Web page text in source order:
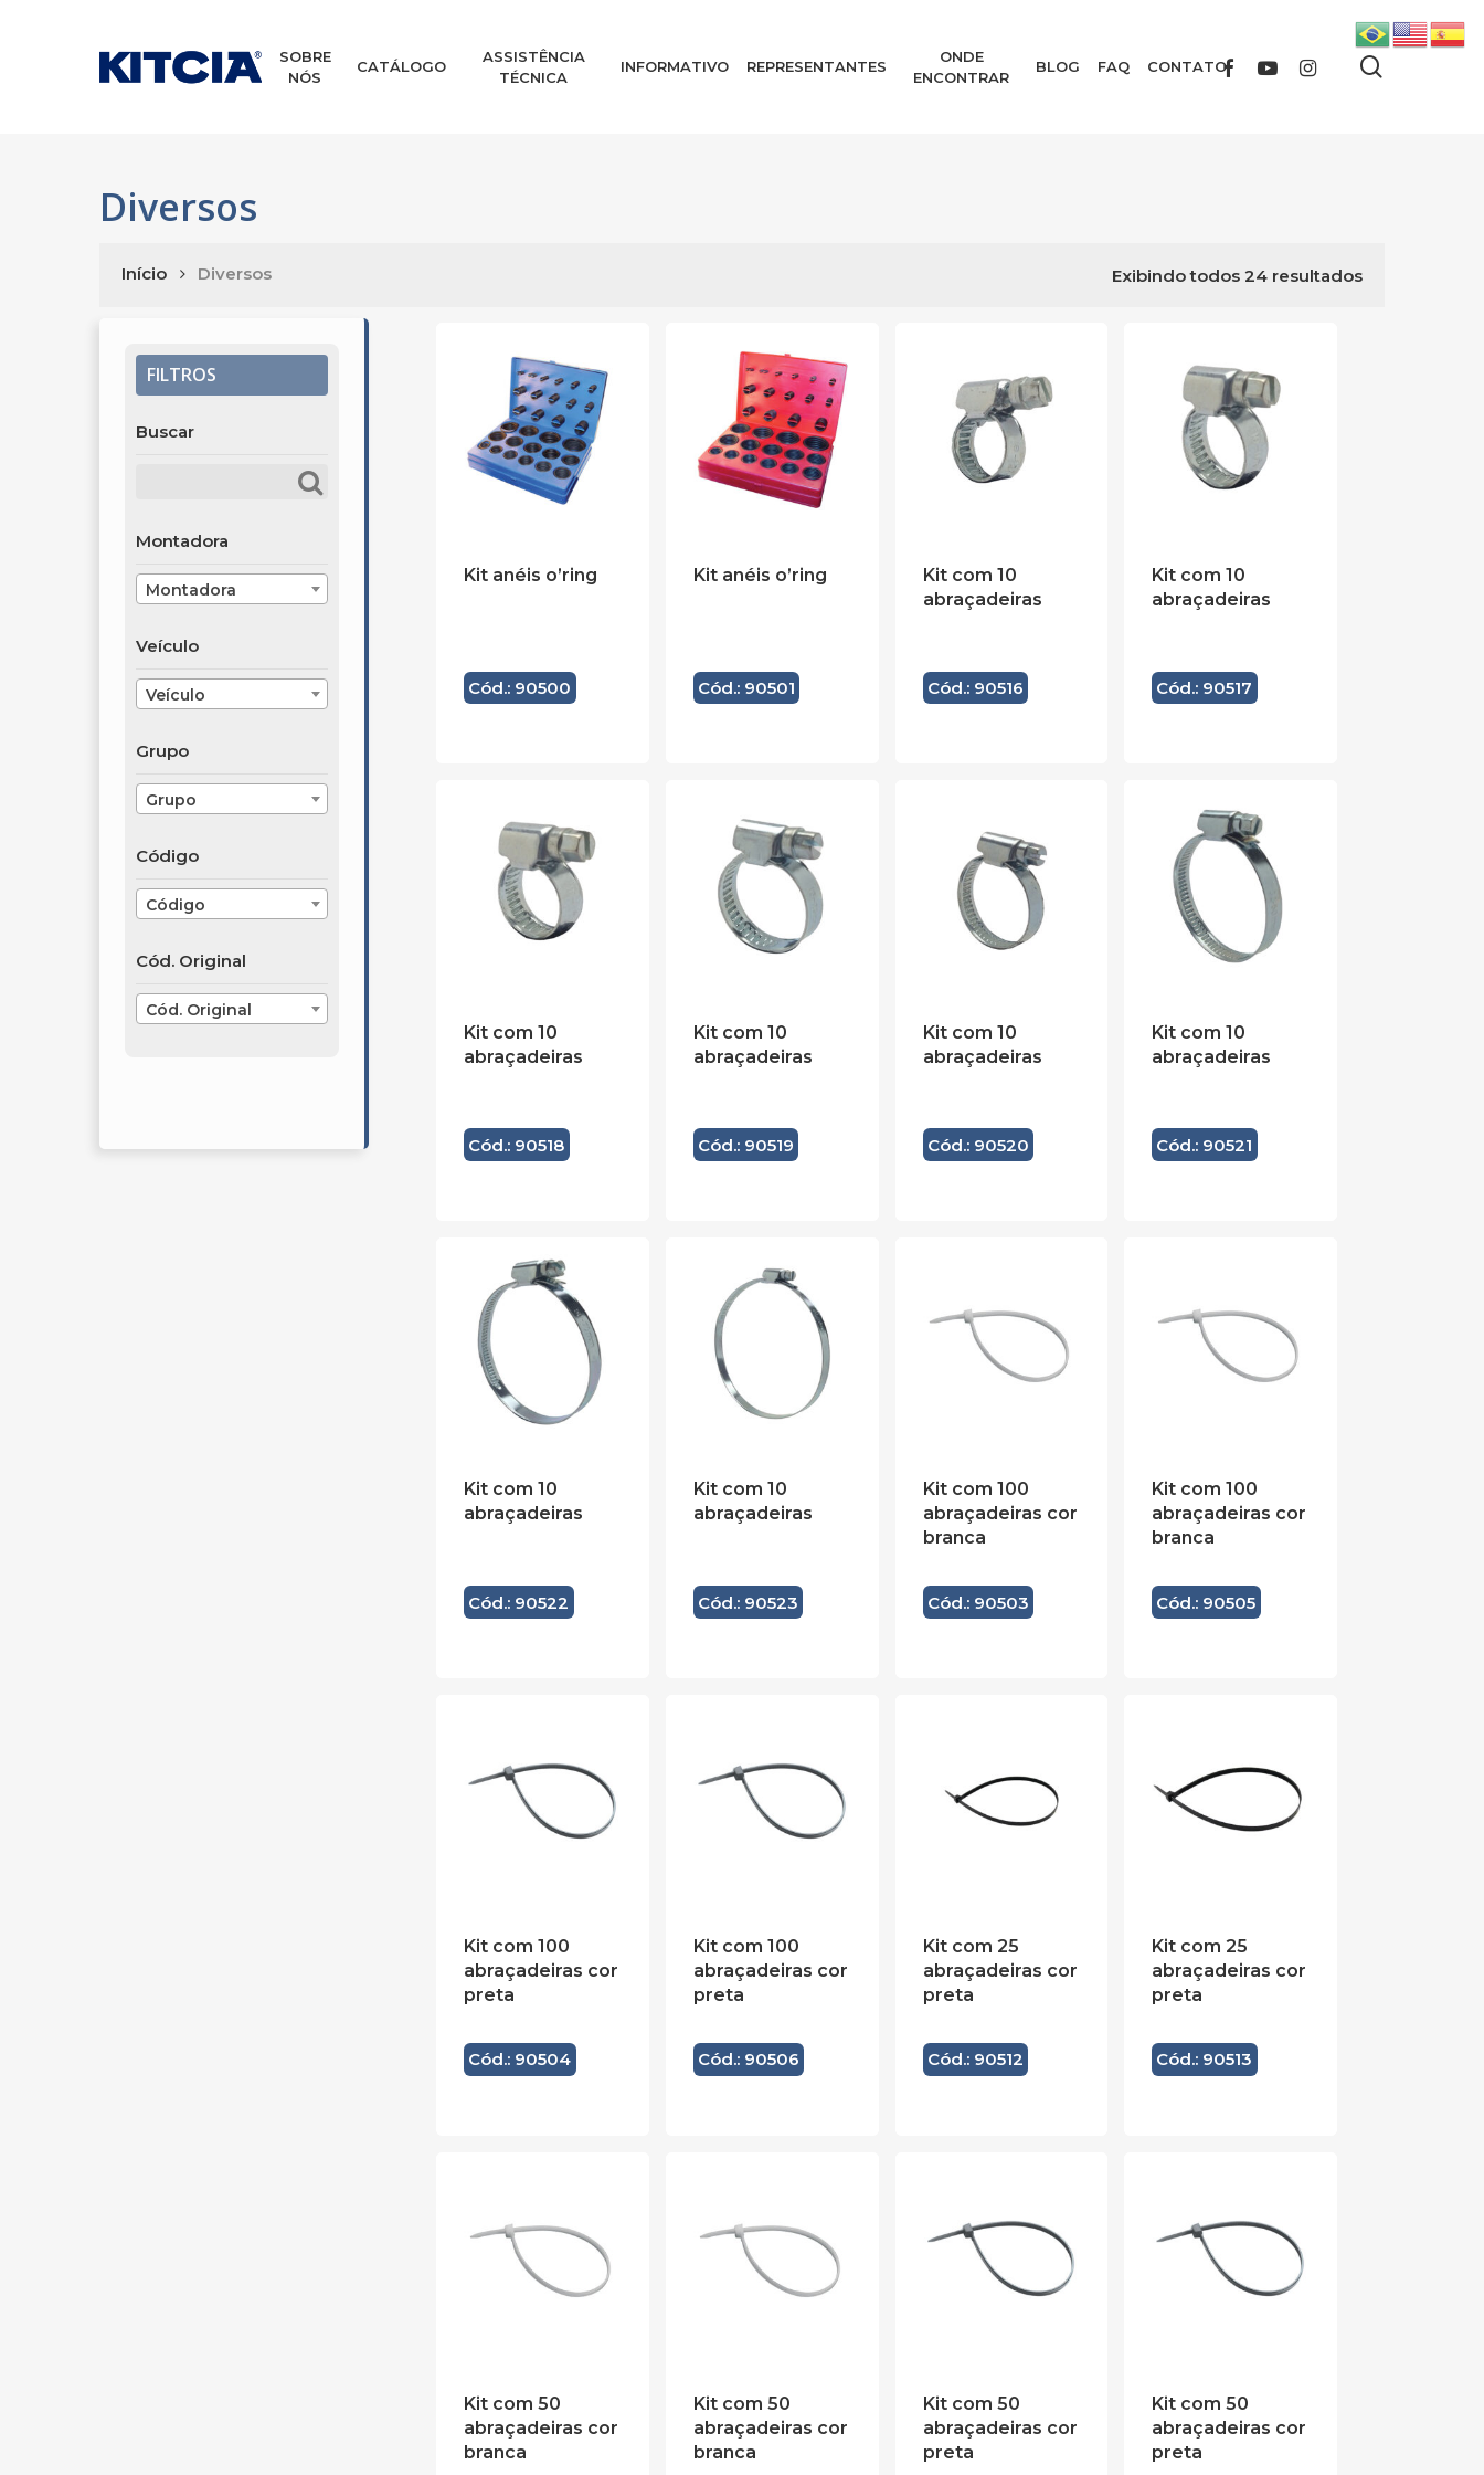
SOBRE
NÓS
CATÁLOGO
ASSISTÊNCIA
TÉCNICA
INFORMATIVO REPRESENTANTES
ONDE
ENCONTRAR
BLOG FAQ CONTATOFACEBOOKYOUTUBEINSTAGRAM
Diversos
Exibindo todos 24 resultados
Início Diversos
FILTROS
Buscar
Montadora
Montadora
Veículo
Veículo
Grupo
Grupo
Código
Código
Cód. Original
Cód. Original
Kit anéis o’ring
Cód.: 90500
Kit anéis o’ring
Cód.: 90501
Kit com 10
abraçadeiras
Cód.: 90516
Kit com 10
abraçadeiras
Cód.: 90517
Kit com 10
abraçadeiras
Cód.: 90518
Kit com 10
abraçadeiras
Cód.: 90519
Kit com 10
abraçadeiras
Cód.: 90520
Kit com 10
abraçadeiras
Cód.: 90521
Kit com 10
abraçadeiras
Cód.: 90522
Kit com 10
abraçadeiras
Cód.: 90523
Kit com 100
abraçadeiras cor
branca
Cód.: 90503
Kit com 100
abraçadeiras cor
branca
Cód.: 90505
Kit com 100
abraçadeiras cor
preta
Cód.: 90504
Kit com 100
abraçadeiras cor
preta
Cód.: 90506
Kit com 25
abraçadeiras cor
preta
Cód.: 90512
Kit com 25
abraçadeiras cor
preta
Cód.: 90513
Kit com 50
abraçadeiras cor
branca
Kit com 50
abraçadeiras cor
branca
Kit com 50
abraçadeiras cor
preta
Kit com 50
abraçadeiras cor
preta